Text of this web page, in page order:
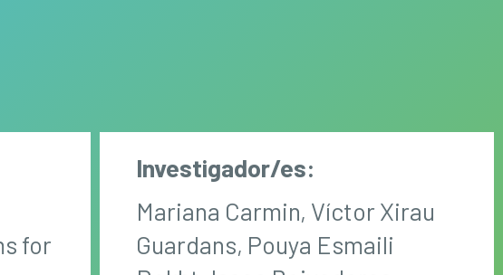
for
Investigador/es:
Mariana Carmin, Víctor Xirau
Guardans, Pouya Esmaili